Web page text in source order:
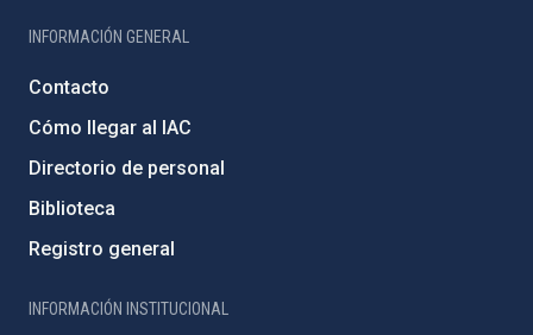
INFORMACIÓN GENERAL
Contacto
Cómo llegar al IAC
Directorio de personal
Biblioteca
Registro general
INFORMACIÓN INSTITUCIONAL